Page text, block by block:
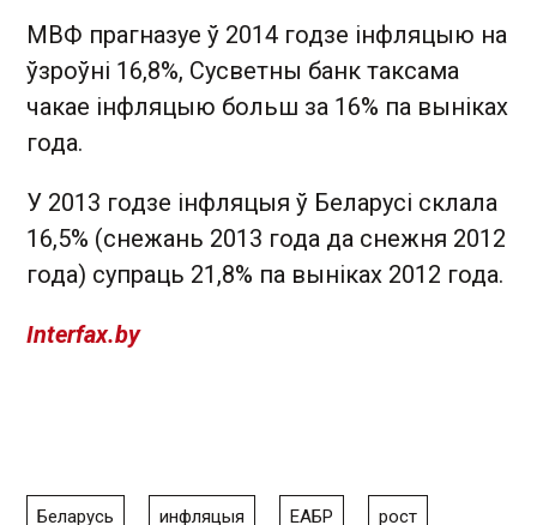
МВФ прагназуе ў 2014 годзе інфляцыю на
ўзроўні 16,8%, Сусветны банк таксама
чакае інфляцыю больш за 16% па выніках
года.
У 2013 годзе інфляцыя ў Беларусі склала
16,5% (снежань 2013 года да снежня 2012
года) супраць 21,8% па выніках 2012 года.
Іnterfax.by
Беларусь инфляцыя ЕАБР рост